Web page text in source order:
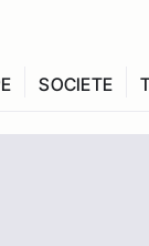
SOCIETE